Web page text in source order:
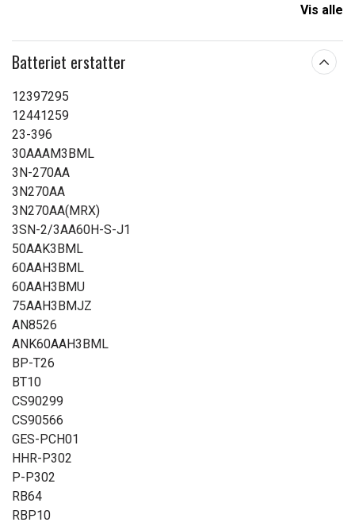
Vis alle
Batteriet erstatter
12397295
12441259
23-396
30AAAM3BML
3N-270AA
3N270AA
3N270AA(MRX)
3SN-2/3AA60H-S-J1
50AAK3BML
60AAH3BML
60AAH3BMU
75AAH3BMJZ
AN8526
ANK60AAH3BML
BP-T26
BT10
CS90299
CS90566
GES-PCH01
HHR-P302
P-P302
RB64
RBP10